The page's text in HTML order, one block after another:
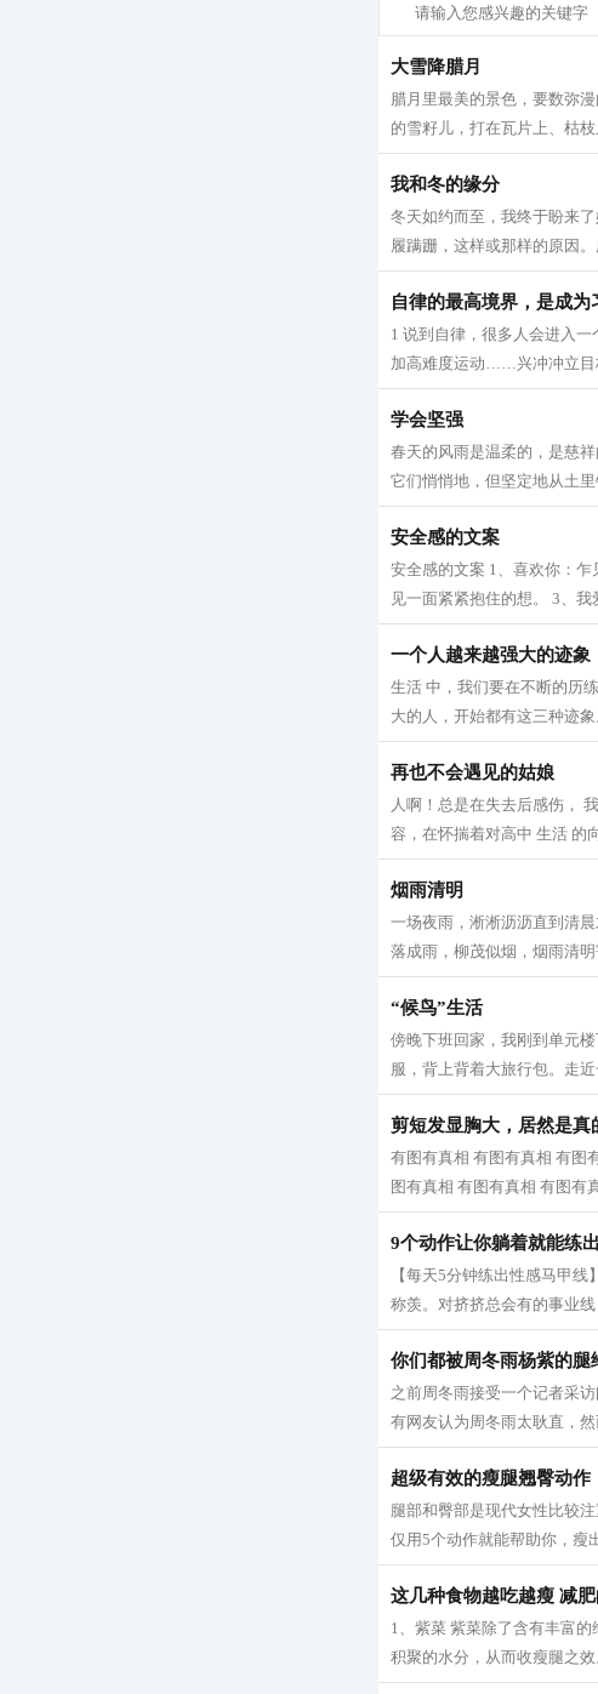
大雪降腊月
腊月里最美的景色，要数弥
的雪籽儿，打在瓦片上、枯
我和冬的缘分
冬天如约而至，我终于盼来
履蹒跚，这样或那样的原因
自律的最高境界，是成为
1 说到自律，很多人会进入
加高难度运动……兴冲冲立目
学会坚强
春天的风雨是温柔的，是慈
它们悄悄地，但坚定地从土
安全感的文案
安全感的文案 1、喜欢你：
见一面紧紧抱住的想。 3、
一个人越来越强大的迹象
生活 中，我们要在不断的历
大的人，开始都有这三种迹
再也不会遇见的姑娘
人啊！总是在失去后感伤，
容，在怀揣着对高中 生活 的
烟雨清明
一场夜雨，淅淅沥沥直到清
落成雨，柳茂似烟，烟雨清
“候鸟”生活
傍晚下班回家，我刚到单元
服，背上背着大旅行包。走
剪短发显胸大，居然是真
有图有真相 有图有真相 有图
图有真相 有图有真相 有图有
9个动作让你躺着就能练
【每天5分钟练出性感马甲
称羡。对挤挤总会有的事业
你们都被周冬雨杨紫的腿
之前周冬雨接受一个记者采
有网友认为周冬雨太耿直，
超级有效的瘦腿翘臀动作
腿部和臀部是现代女性比较
仅用5个动作就能帮助你，瘦
这几种食物越吃越瘦 减
1、紫菜 紫菜除了含有丰富
积聚的水分，从而收瘦腿之